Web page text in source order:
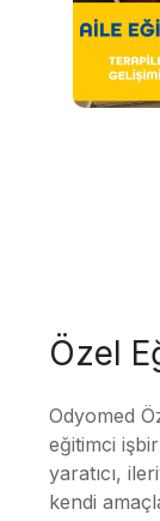
Özel
Odyomed
eğitimci
yaratıcı,
kendi